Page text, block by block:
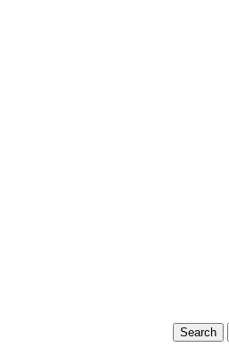
Search